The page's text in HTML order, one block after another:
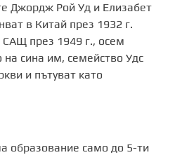
Джордж Рой Уд и Елизабет
в Китай през 1932 г.
през 1949 г., осем
сина им, семейство Удс
и пътуват като
образование само до 5-ти